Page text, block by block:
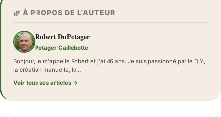
🌿 À PROPOS DE L'AUTEUR
Robert DuPotager
Potager Caillebotte
Bonjour, je m'appelle Robert et j'ai 46 ans. Je suis passionné par le DIY,
la création manuelle, le…
Voir tous ses articles →